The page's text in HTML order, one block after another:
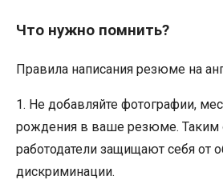
Что нужно помнить?
Правила написания резюме на
1. Не добавляйте фотографии,
рождения в ваше резюме. Таким
работодатели защищают себя от
дискриминации.